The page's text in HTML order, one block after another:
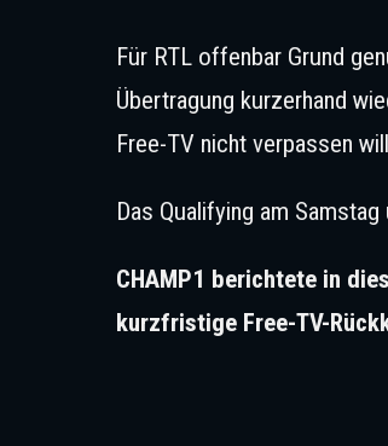
Für RTL offenbar Grund
Übertragung kurzerhand
Free-TV nicht verpassen
Das Qualifying am
CHAMP1 berichtete in
kurzfristige Free-TV-